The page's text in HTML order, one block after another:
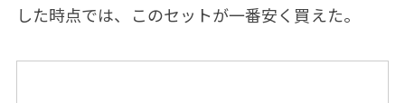
した時点では、このセットが一番安く買えた。